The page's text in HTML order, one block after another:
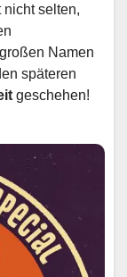
nicht selten,
Namen
späteren
geschehen!